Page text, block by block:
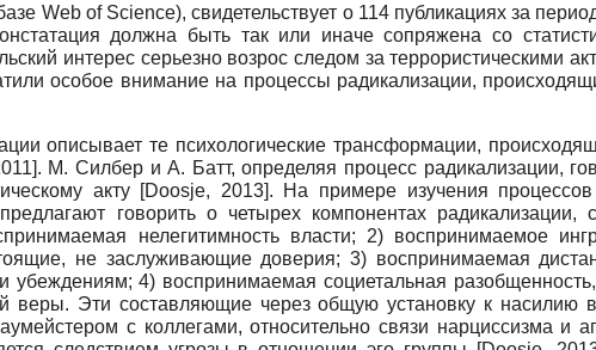
Web of Science),свидетельствует о 114 публикациях за
должна быть так или иначе сопряжена со
интерес серьезно возрос следом за террористическими
особое внимание на процессы радикализации,
описывает те психологические трансформации,
]. М. Силбер и А. Батт, определяя процесс радика­лизации,
акту [Doosje, 2013]. На примере изучения
говорить о четырех компонентах
нелегитимность власти; 2) воспринимаемое
не заслуживающие доверия; 3) воспринимаемая
4) воспринимаемая социетальная
веры. Эти составляющие через общую установку к насилию
с коллегами, относительно связи нарциссизма и